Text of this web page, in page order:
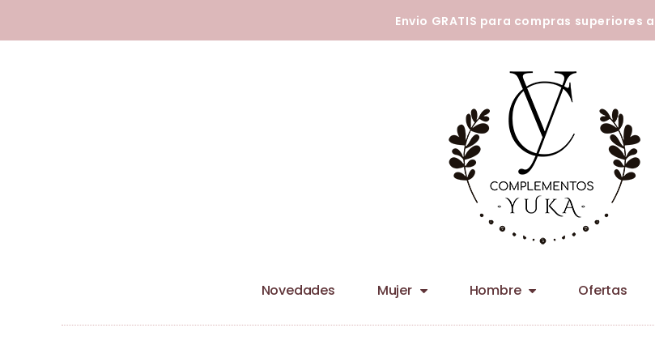
Esta tienda utiliza cookies y otras tecnologías para que podamos mejorar su experiencia en
Envio GRATIS para compras superiores
Novedades Mujer Hombre Ofertas